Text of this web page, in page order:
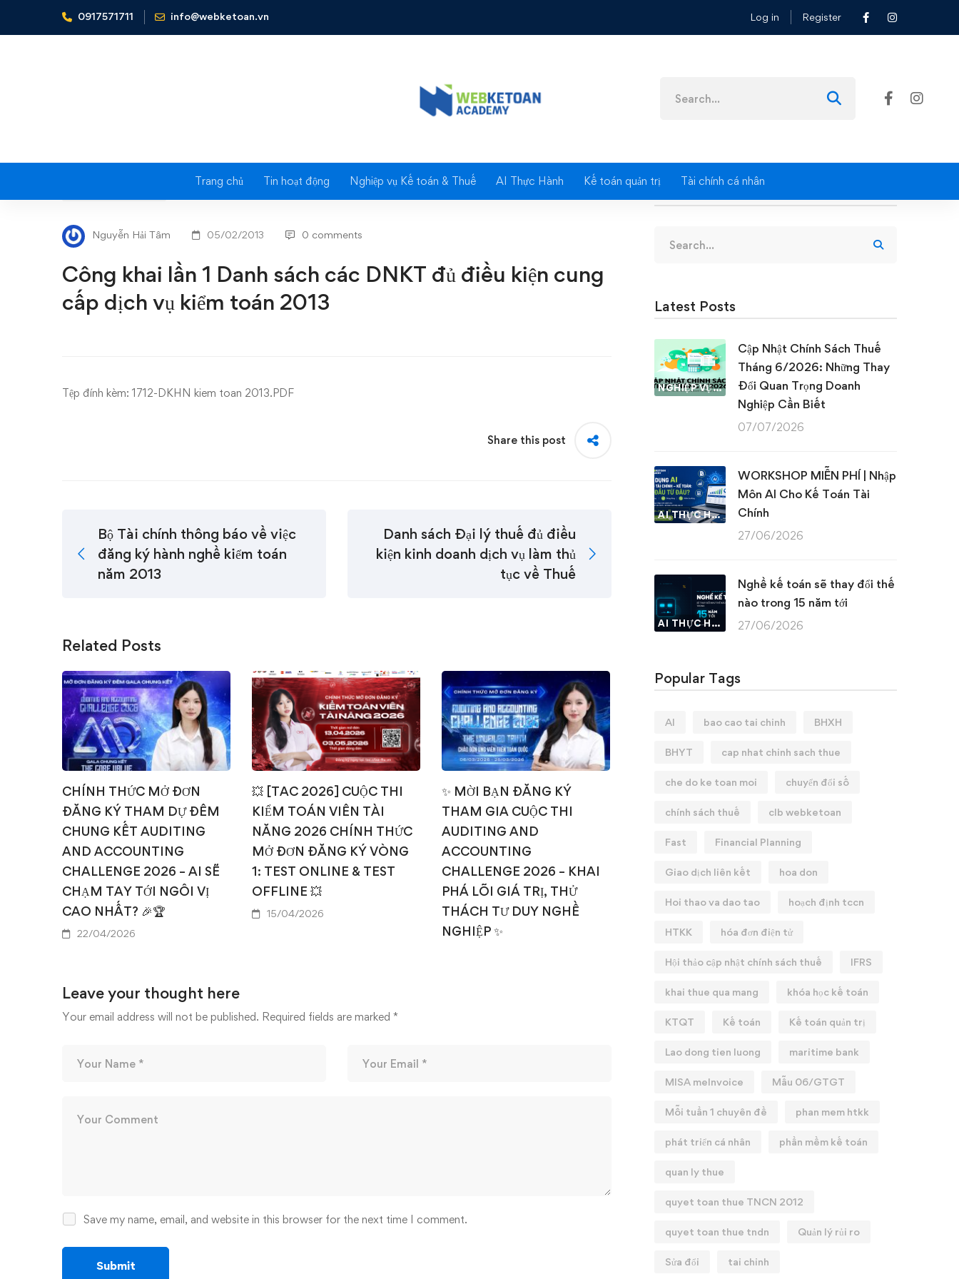
0917571711 info@webketoan.vn Log in Register
for:
Trang chủ Tin hoạt động Nghiệp vụ Kế toán & Thuế AI Thực Hành Kế toán quản trị Tài chính cá nhân
Home Tin tức - Sự kiện Công khai lần 1 Danh sách các DNKT đủ điều kiện cung cấp dịch vụ kiểm toán 2013
Công
khai
lần
1
Danh
các
cung
cấp
vụ
kiểm
toán
2013
Nguyễn Hải Tâm 05/02/2013 0 comments
Công khai lần 1 Danh sách các DNKT đủ điều kiện cung
cấp dịch vụ kiểm toán 2013
Tệp đính kèm: 1712-DKHN kiem toan 2013.PDF
Share this post
Bộ Tài chính thông báo về việc
đăng ký hành nghề kiểm toán
năm 2013
Danh sách Đại lý thuế đủ điều
kiện kinh doanh dịch vụ làm thủ
tục về Thuế
Related Posts
CHÍNH THỨC MỞ ĐƠN
ĐĂNG KÝ THAM DỰ ĐÊM
CHUNG KẾT AUDITING
AND ACCOUNTING
CHALLENGE 2026 – AI SẼ
CHẠM TAY TỚI NGÔI VỊ
CAO NHẤT? 🎉🏆
22/04/2026
💥 [TAC 2026] CUỘC THI
KIỂM TOÁN VIÊN TÀI
NĂNG 2026 CHÍNH THỨC
MỞ ĐƠN ĐĂNG KÝ VÒNG
1: TEST ONLINE & TEST
OFFLINE 💥
15/04/2026
✨ MỜI BẠN ĐĂNG KÝ
THAM GIA CUỘC THI
AUDITING AND
ACCOUNTING
CHALLENGE 2026 – KHAI
PHÁ LÕI GIÁ TRỊ, THỬ
THÁCH TƯ DUY NGHỀ
NGHIỆP ✨
KHÓA HỌC: QUYẾT TOÁN
THUẾ 2025
💼 CHIÊU SINH KHAI
GIẢNG KHOÁ HỌC:
Leave your thought here
Your email address will not be published. Required fields are marked *
Save my name, email, and website in this browser for the next time I comment.
for:
Latest Posts
NGHIỆP VỤ KẾ TOÁN & THUẾ
Cập Nhật Chính Sách Thuế
Tháng 6/2026: Những Thay
Đổi Quan Trọng Doanh
Nghiệp Cần Biết
07/07/2026
AI THỰC HÀNH
WORKSHOP MIỄN PHÍ | Nhập
Môn AI Cho Kế Toán Tài
Chính
27/06/2026
AI THỰC HÀNH
Nghề kế toán sẽ thay đổi thế
nào trong 15 năm tới
27/06/2026
Popular Tags
AI bao cao tai chinh BHXH
BHYT cap nhat chinh sach thue
che do ke toan moi chuyển đổi số
chính sách thuế clb webketoan
Fast Financial Planning
Giao dịch liên kết hoa don
Hoi thao va dao tao hoạch định tccn
HTKK hóa đơn điện tử
Hội thảo cập nhật chính sách thuế IFRS
khai thue qua mang khóa học kế toán
KTQT Kế toán Kế toán quản trị
Lao dong tien luong maritime bank
MISA meInvoice Mẫu 06/GTGT
Mỗi tuần 1 chuyên đề phan mem htkk
phát triển cá nhân phần mềm kế toán
quan ly thue
quyet toan thue TNCN 2012
quyet toan thue tndn Quản lý rủi ro
Sửa đổi tai chinh